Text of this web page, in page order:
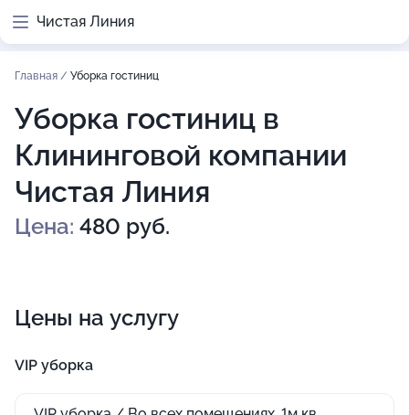
Чистая Линия
Главная / Уборка гостиниц
Уборка гостиниц в
Клининговой компании
Чистая Линия
Цена: 480 руб.
Цены на услугу
VIP уборка